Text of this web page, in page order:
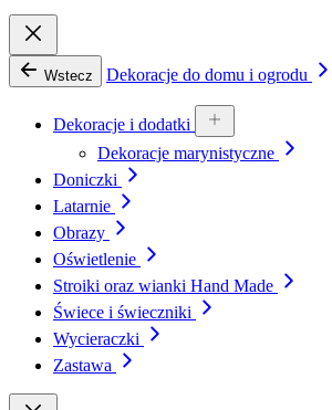
Wstecz Dekoracje do domu i ogrodu
Dekoracje i dodatki
Dekoracje marynistyczne
Doniczki
Latarnie
Obrazy
Oświetlenie
Stroiki oraz wianki Hand Made
Świece i świeczniki
Wycieraczki
Zastawa